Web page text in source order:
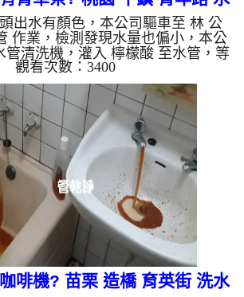
管清洗
出水有顏色，本公司驅車至 林 公
作業，檢測發現水量也偏小，本公
管清洗機，灌入 檸檬酸 至水管，等
水管清洗機 ，啟動 螺旋波 模式，一
越洗就越深，看起來就像青草茶從
小時後，出水變乾淨出水量也變大
，如水管老化，會產生鐵鏽跟泥沙
水就會是咖啡色，地下水含有氧化
黑色管垢，洗出來的水會跟石油一
色的水，是因為裡面有銅的物質，
鏽產生銅綠，如是藍...
觀看次數：3400
啡機? 苗栗 造橋 育英街 洗水